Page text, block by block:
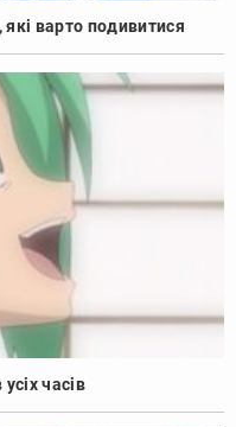
варто подивитися
часів